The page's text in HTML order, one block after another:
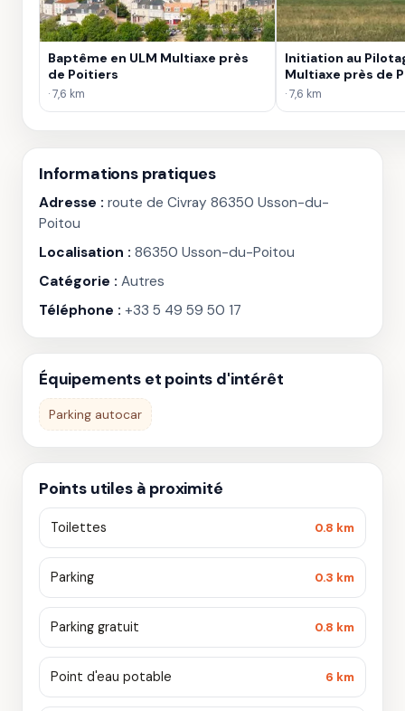
Baptême en ULM Multiaxe près
de Poitiers
· 7,6 km
Initiation au
Multiaxe près de
· 7,6 km
Informations pratiques
Adresse : route de Civray 86350 Usson-du-
Poitou
Localisation : 86350 Usson-du-Poitou
Catégorie : Autres
Téléphone : +33 5 49 59 50 17
Équipements et points d'intérêt
Parking autocar
Points utiles à proximité
Toilettes 0.8 km
Parking 0.3 km
Parking gratuit 0.8 km
Point d'eau potable 6 km